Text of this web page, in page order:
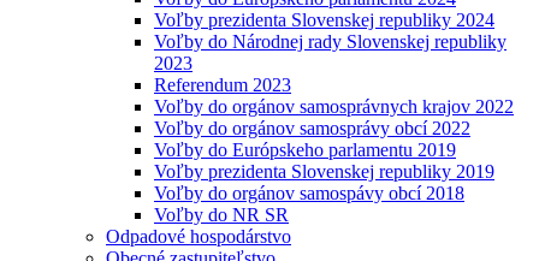
Voľby prezidenta Slovenskej republiky 2024
Voľby do Národnej rady Slovenskej republiky
2023
Referendum 2023
Voľby do orgánov samosprávnych krajov 2022
Voľby do orgánov samosprávy obcí 2022
Voľby do Európskeho parlamentu 2019
Voľby prezidenta Slovenskej republiky 2019
Voľby do orgánov samospávy obcí 2018
Voľby do NR SR
Odpadové hospodárstvo